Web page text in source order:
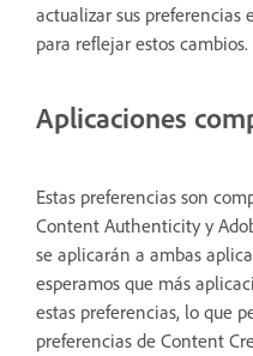
actualizar sus preferencias
para reflejar estos cambios.
Aplicaciones
Estas preferencias son
Content Authenticity y
se aplicarán a ambas
esperamos que más
estas preferencias, lo que
preferencias de Content